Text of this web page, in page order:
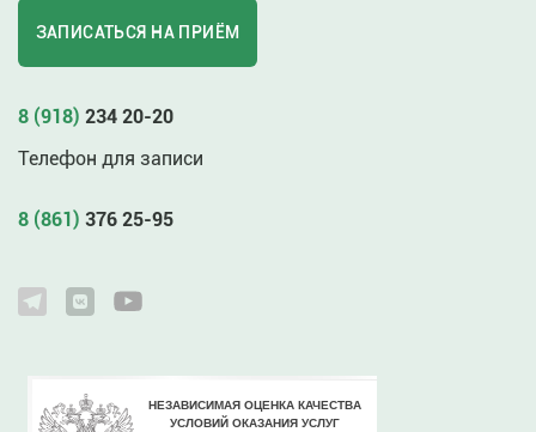
ЗАПИСАТЬСЯ НА ПРИЁМ
8 (918) 234 20-20
Телефон для записи
8 (861) 376 25-95